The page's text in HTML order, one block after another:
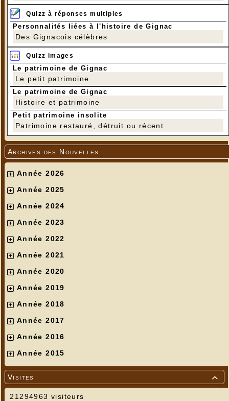
Quizz à réponses multiples
Personnalités liées à l'histoire de Gignac
Des Gignacois célèbres
Quizz images
Le patrimoine de Gignac
Le petit patrimoine
Le patrimoine de Gignac
Histoire et patrimoine
Petit patrimoine insolite
Patrimoine restauré, détruit ou récent
Archives des Nouvelles
Année 2026
Année 2025
Année 2024
Année 2023
Année 2022
Année 2021
Année 2020
Année 2019
Année 2018
Année 2017
Année 2016
Année 2015

Visites
21294963 visiteurs